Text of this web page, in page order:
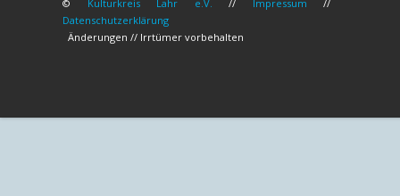
© Kulturkreis Lahr e.V. // Impressum //
Datenschutzerklärung
Änderungen // Irrtümer vorbehalten